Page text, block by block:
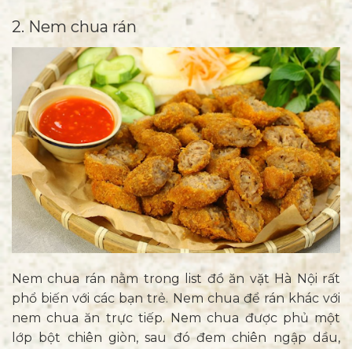
2. Nem chua rán
Nem chua rán nằm trong list đồ ăn vặt Hà Nội rất
phổ biến với các bạn trẻ. Nem chua để rán khác với
nem chua ăn trực tiếp. Nem chua được phủ một
lớp bột chiên giòn, sau đó đem chiên ngập dầu,